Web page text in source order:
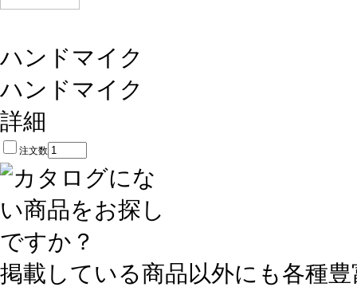
ハンドマイク
ハンドマイク
詳細
注文数
掲載している商品以外にも各種